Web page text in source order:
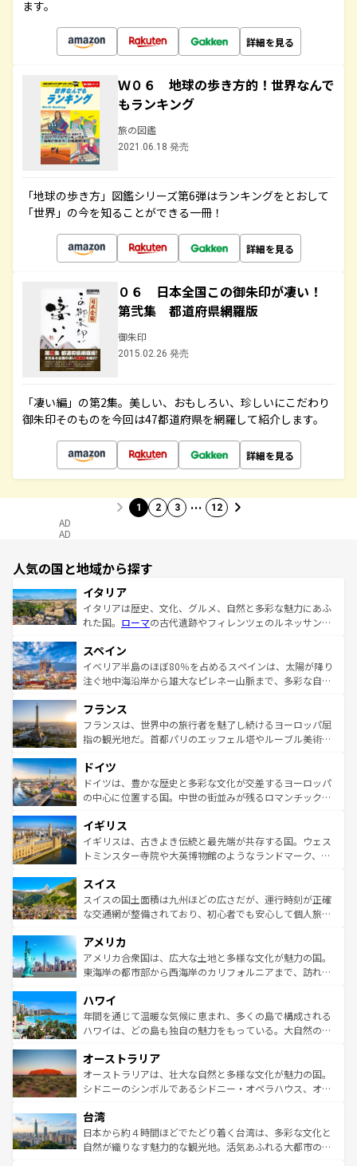
ます。
詳細を見る
Ｗ０６ 地球の歩き方的！世界なんで
もランキング
旅の図鑑
2021.06.18 発売
「地球の歩き方」図鑑シリーズ第6弾はランキングをとおして
「世界」の今を知ることができる一冊！
詳細を見る
０６ 日本全国この御朱印が凄い！
第弐集 都道府県網羅版
御朱印
2015.02.26 発売
「凄い編」の第2集。美しい、おもしろい、珍しいにこだわり
御朱印そのものを今回は47都道府県を網羅して紹介します。
詳細を見る
1 2 3 … 12
AD
AD
人気の国と地域から探す
イタリア
イタリアは歴史、文化、グルメ、自然と多彩な魅力にあふ
れた国。 ローマの古代遺跡やフィレンツェのルネッサンス
ろん、トスカーナの美しい田園風景やアマルフィ海岸の絶
景など、自然景観も見逃せない。観光の合間には、本場の
ピザやパスタなど、絶品のイタリア料理を堪能することも
ませてくれるイタリアで、忘れられない旅をしてみよう！
なお、新着のイタリア情報はコンテンツ一覧 を参照してほ
しい。
スペイン
イベリア半島のほぼ80％を占めるスペインは、太陽が降り
注ぐ地中海沿岸から雄大なピレネー山脈まで、多彩な自然
文化が根付くこの国では、情熱的なフラメンコ、熱気あふ
れる闘牛、そして美味しいタパスが生活の一部となってい
る。首都マドリードの洗練された雰囲気や、バルセロナの
の城塞都市、穏やかなビーチリゾートまで多彩な表情を見
せる。地方によって風土や気候が異なるスペインはその個
性で訪れる人を魅了する。 なお、新着のスペイン情報はコ
フランス
フランスは、世界中の旅行者を魅了し続けるヨーロッパ屈
指の観光地だ。首都パリのエッフェル塔やルーブル美術館
で、幅広い魅力が詰まっている。華麗な宮殿、歴史的な大
聖堂、美しいビーチ、そして豊かな自然が、訪れる者を心
から魅了する。また、フランスは美食の国としても知ら
いる。シャンパンの発祥地であるランス、プロヴァンスの
香り高いラベンダー畑など、多彩な楽しみ方が可能だ。さ
らに、パリ以外の地域にも魅力が溢れており、どの街角に
れる地方に足を運ぶとそれぞれで全く異なる文化を体験で
きるだろう。 なお、新着のフランス情報はコンテンツ一覧
を参照してほしい。
ドイツ
ドイツは、豊かな歴史と多彩な文化が交差するヨーロッパ
の中心に位置する国。中世の街並みが残るロマンチック街
顔を持つこの国は、どこを歩いても飽きることがない。ベ
ルリンの文化的活気、バイエルン州のアルプスの絶景、そ
してライン川沿いのワイン畑といった風景は必見。ビール
は、お酒好きな人にはぜひ体験してほしい。 なお、新着の
ドイツ情報はコンテンツ一覧を参照してほしい。
イギリス
イギリスは、古きよき伝統と最先端が共存する国。ウェス
トミンスター寺院や大英博物館のようなランドマーク、歴
リアごとに異なる魅力がある。また、優雅なアフタヌーン
ティー、ビール好きにはたまらない英国パブ、サッカー観
戦など、本場だからこそできる体験も豊富。イギリスを旅
ンツ一覧を参照してほしい。
スイス
スイスの国土面積は九州ほどの広さだが、運行時刻が正確
な交通網が整備されており、初心者でも安心して個人旅行
の建物がそのまま残る町や、スイスならではのユニークな
博物館もあり、アルプス観光だけでなく町歩きも満喫する
ことができる。国民の所得が高いため物価も高いが、旅行
ば市内交通費無料で観光を楽しむこともできる。 なお、新
着のスイス情報はコンテンツ一覧 を参照してほしい。
アメリカ
アメリカ合衆国は、広大な土地と多様な文化が魅力の国。
東海岸の都市部から西海岸のカリフォルニアまで、訪れる
のような巨大都市は、観光、ショッピング、エンターテイ
ンメントが詰まった刺激的なスポットだ。一方、アメリカ
西部には大自然が広がり、グランドキャニオンやイエロー
部のニューオーリンズでは、音楽と美食が融合した独特の
文化が魅力。旅行者はアメリカの各地域で異なる魅力を楽
しみながら、その多様性と豊かな歴史を感じることができ
ならではの贅沢な旅のスタイルだ。 なお、新着のアメリカ
情報はコンテンツ一覧を参照してほしい。
ハワイ
年間を通じて温暖な気候に恵まれ、多くの島で構成される
ハワイは、どの島も独自の魅力をもっている。大自然の神
ワイ島は見逃せない。また、定番の観光地といえばオアフ
島だが、静かな自然を求めるならマウイ島やカウアイ島が
おすすめ。エメラルドグリーンに輝く海をはじめ、豊かな
れるおもてなしの心で訪れる人々を迎えてくれるハワイの
人々、おいしいローカルフードやハワイアンミュージッ
ク、伝統的なフラダンスなど、すべてがハワイの魅力を彩
オーストラリア
オーストラリアは、壮大な自然と多様な文化が魅力の国。
シドニーのシンボルであるシドニー・オペラハウス、オー
リアリーフや大陸中央部にそびえるウルル（エアーズロッ
ク）、タスマニアの美しい原生林やケアンズの熱帯雨林な
ど、見どころがたくさん。また、カフェやワイン、オージ
台湾
日本から約４時間ほどでたどり着く台湾は、多彩な文化と
自然が織りなす魅力的な観光地。活気あふれる大都市の台